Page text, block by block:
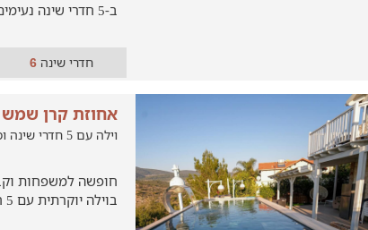
ב-5 חדרי שינה נעימים ומפנקים.
חדרי שינה6
אחוזת קרן שמש
וילה עם 5 חדרי שינה ומעלה בצפון, כפר חנניה
בוילה יוקרתית עם 5 חדרי שינה מעוצבים ומאובזרים